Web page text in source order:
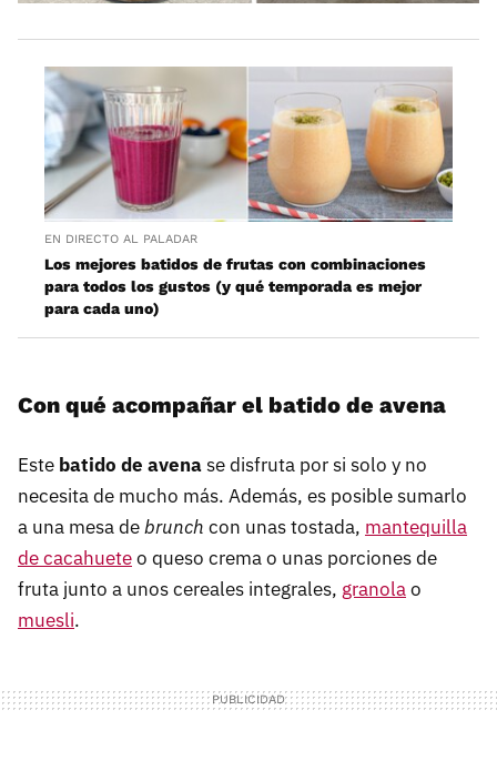
EN DIRECTO AL PALADAR
Los mejores batidos de frutas con combinaciones
para todos los gustos (y qué temporada es mejor
para cada uno)
Con qué acompañar el batido de avena
Este batido de avenase disfruta por si solo y no
necesita de mucho más. Además, es posible sumarlo
a una mesa debrunch con unas tostada, mantequilla
de cacahueteo queso crema o unas porciones de
fruta junto a unos cereales integrales, granolao
muesli.